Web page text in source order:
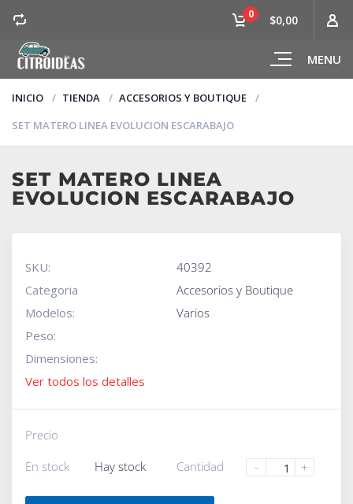
MENU
0 $0,00
INICIO TIENDA
ACCESORIOS Y BOUTIQUE
SET MATERO LINEA EVOLUCION ESCARABAJO
SET MATERO LINEA
EVOLUCION ESCARABAJO
SKU:
40392
Categoria
Accesorios y Boutique
Modelos:
Varios
Peso:
Dimensiones:
Ver todos los detalles
Precio
En stock
Hay stock Cantidad - +